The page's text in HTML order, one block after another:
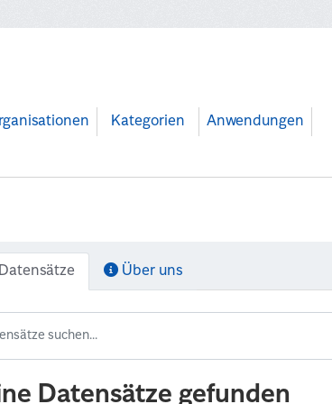
Kategorien Anwendungen
Über uns
Datensätze gefunden